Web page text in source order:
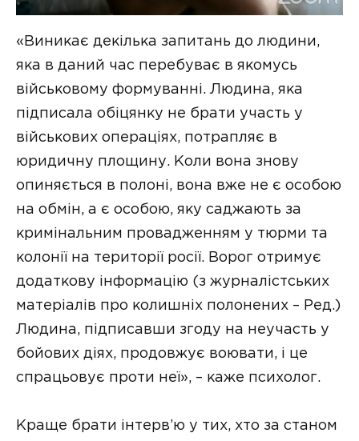
«Виникає декілька запитань до людини,
яка в даний час перебуває в якомусь
військовому формуванні. Людина, яка
підписала обіцянку не брати участь у
військових операціях, потрапляє в
юридичну площину. Коли вона знову
опиняється в полоні, вона вже не є особою
на обмін, а є особою, яку саджають за
кримінальним провадженням у тюрми та
колонії на території росії. Ворог отримує
додаткову інформацію (з журналістських
матеріалів про колишніх полонених – Ред.)
Людина, підписавши згоду на неучасть у
бойових діях, продовжує воювати, і це
спрацьовує проти неї», – каже психолог.
Краще брати інтерв’ю у тих, хто за станом